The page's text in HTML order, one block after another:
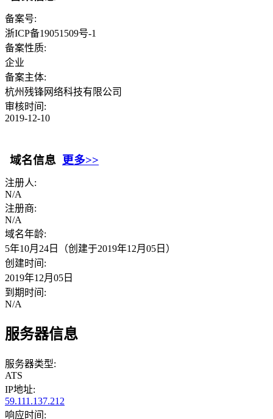
备案号:
浙ICP备19051509号-1
备案性质:
企业
备案主体:
杭州残锋网络科技有限公司
审核时间:
2019-12-10
域名信息 更多>>
注册人:
N/A
注册商:
N/A
域名年龄:
5年10月24日（创建于2019年12月05日）
创建时间:
2019年12月05日
到期时间:
N/A
服务器信息
服务器类型:
ATS
IP地址:
59.111.137.212
响应时间: